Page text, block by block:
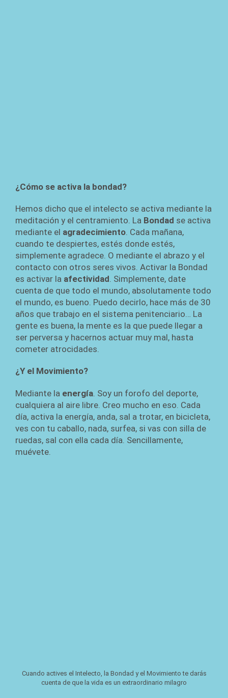
¿Cómo se activa la bondad?
Hemos dicho que el intelecto se activa mediante la
meditación y el centramiento. La Bondad se activa
mediante el agradecimiento. Cada mañana,
cuando te despiertes, estés donde estés,
simplemente agradece. O mediante el abrazo y el
contacto con otros seres vivos. Activar la Bondad
es activar la afectividad. Simplemente, date
cuenta de que todo el mundo, absolutamente todo
el mundo, es bueno. Puedo decirlo, hace más de 30
años que trabajo en el sistema penitenciario… La
gente es buena, la mente es la que puede llegar a
ser perversa y hacernos actuar muy mal, hasta
cometer atrocidades.
¿Y el Movimiento?
Mediante la energía . Soy un forofo del deporte,
cualquiera al aire libre. Creo mucho en eso. Cada
día, activa la energía, anda, sal a trotar, en bicicleta,
ves con tu caballo, nada, surfea, si vas con silla de
ruedas, sal con ella cada día. Sencillamente,
muévete.
Cuando actives el Intelecto, la Bondad y el Movimiento te darás
cuenta de que la vida es un extraordinario milagro